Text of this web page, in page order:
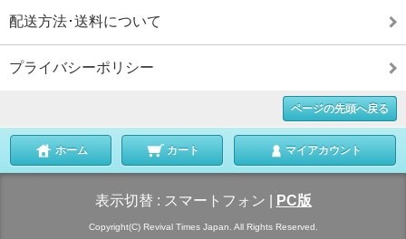
配送方法･送料について
プライバシーポリシー
ページの先頭へ戻る
ホーム カート マイアカウント
表示切替 : スマートフォン PC版
Copyright(C) Revival Times Japan. All Rights Reserved.